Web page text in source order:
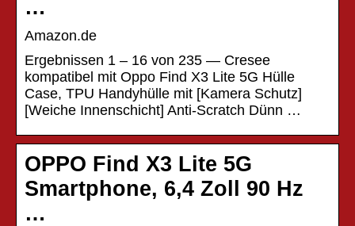
…
Amazon.de
Ergebnissen 1 – 16 von 235 — Cresee
kompatibel mit Oppo Find X3 Lite 5G Hülle
Case, TPU Handyhülle mit [Kamera Schutz]
[Weiche Innenschicht] Anti-Scratch Dünn …
OPPO Find X3 Lite 5G
Smartphone, 6,4 Zoll 90 Hz
…